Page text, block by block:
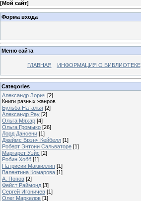
[Мой сайт]
Форма входа
Меню сайта
ГЛАВНАЯ ИНФОРМАЦИЯ О БИБЛИОТЕКЕ
Categories
Александр Зорич [2]
Книги разных жанров
Бульба Наталья [2]
Александр Рау [2]
Ольга Мяхар [4]
Ольга Громыко [26]
Лорд Дансени [1]
Джеймс Брэнч Кейбелл [1]
Роберт Энтони Сальваторе [1]
Маргарет Уэйс [2]
Робин Хобб [1]
Патрисии Маккиллип [1]
Валентина Комарова [1]
А. Попов [2]
Фейст Раймонд [3]
Сергей Игоничев [1]
Олег Маркелов [1]